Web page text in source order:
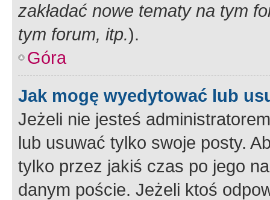
zakładać nowe tematy na tym
tym forum, itp.).
Góra
Jak mogę wyedytować lub
Jeżeli nie jesteś
lub usuwać tylko swoje posty.
tylko przez jakiś czas po jego
danym poście. Jeżeli ktoś